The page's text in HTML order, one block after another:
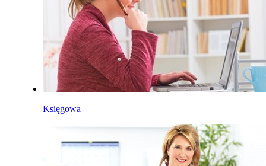
Księgowa